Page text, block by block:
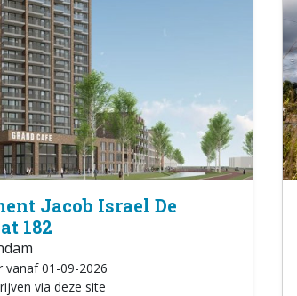
Jacob Israel De
182
vanaf 01-09-2026
via deze site